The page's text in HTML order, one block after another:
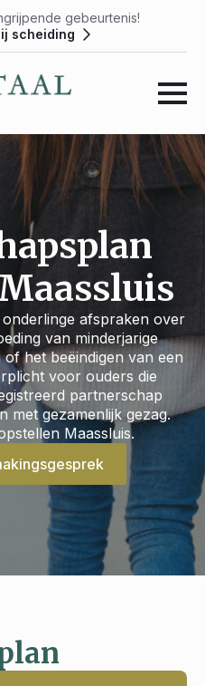
gebeurtenis!
scheiding
afspraken over
van minderjarige
het beëindigen van een
voor ouders die
partnerschap
met gezamenlijk gezag.
Maassluis.